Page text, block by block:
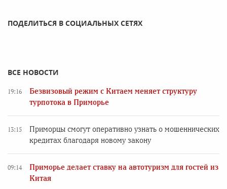
ПОДЕЛИТЬСЯ В СОЦИАЛЬНЫХ СЕТЯХ
ВСЕ НОВОСТИ
19:16
Безвизовый режим с Китаем меняет структуру
турпотока в Приморье
13:15
Приморцы смогут оперативно узнать о мошеннических
кредитах благодаря новому закону
09:14
Приморье делает ставку на автотуризм для гостей из
Китая